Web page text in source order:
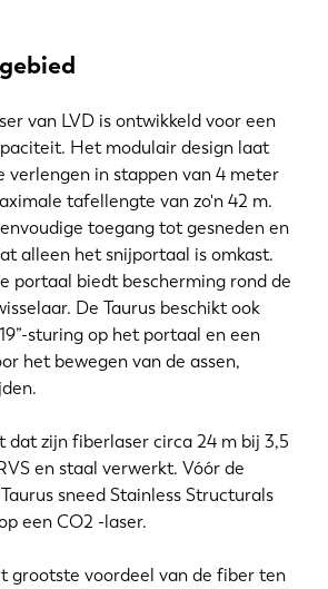
van LVD is ontwikkeld voor een
Het modulair design laat
verlengen in stappen van 4 meter
tafellengte van zo'n 42 m.
toegang tot gesneden en
alleen het snijportaal is omkast.
portaal biedt bescherming rond de
De Taurus beschikt ook
sturing op het portaal en een
het bewegen van de assen,
dat zijn fiberlaser circa 24 m bij 3,5
en staal verwerkt. Vóór de
sneed Stainless Structurals
een CO2 -laser.
grootste voordeel van de fiber ten